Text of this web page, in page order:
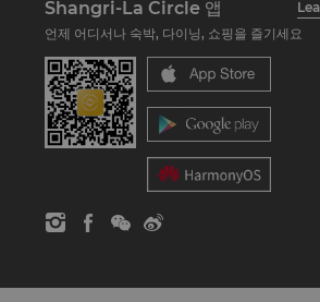
Shangri-La Circle 앱
언제 어디서나 숙박, 다이닝, 쇼핑을 즐기세요